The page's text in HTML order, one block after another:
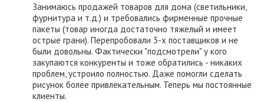
Занимаюсь продажей товаров для дома (светильники,
фурнитура и т.д.) и требовались фирменные прочные
пакеты (товар иногда достаточно тяжелый и имеет
острые грани). Перепробовали 3-х поставщиков и не
были довольны. Фактически "подсмотрели" у кого
закупаются конкуренты и тоже обратились - никаких
проблем, устроило полностью. Даже помогли сделать
рисунок более привлекательным. Теперь мы постоянные
клиенты.